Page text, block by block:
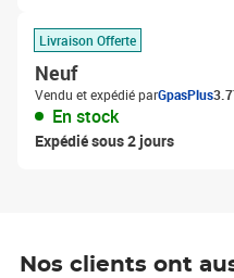
Livraison Offerte
Neuf
Vendu et expédié parGpasPlus
En stock
Expédié sous 2 jours
Nos clients ont